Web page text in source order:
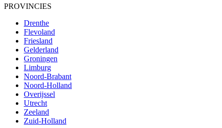
PROVINCIES
Drenthe
Flevoland
Friesland
Gelderland
Groningen
Limburg
Noord-Brabant
Noord-Holland
Overijssel
Utrecht
Zeeland
Zuid-Holland